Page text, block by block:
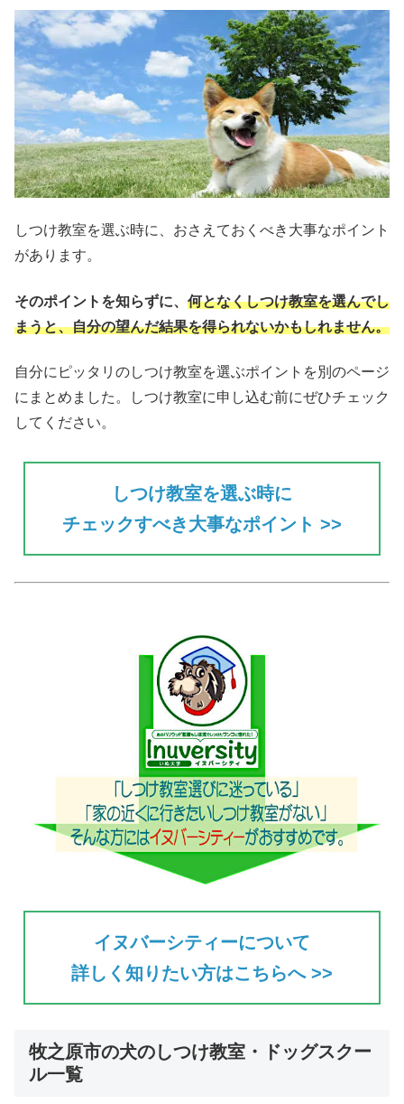
しつけ教室を選ぶ時に、おさえておくべき大事なポイント
があります。
そのポイントを知らずに、 何となくしつけ教室を選んでし
まうと、自分の望んだ結果を得られないかもしれません。
自分にピッタリのしつけ教室を選ぶポイントを別のページ
にまとめました。しつけ教室に申し込む前にぜひチェック
してください。
しつけ教室を選ぶ時に
チェックすべき大事なポイント >>
イヌバーシティーについて
詳しく知りたい方はこちらへ >>
牧之原市の犬のしつけ教室・ドッグスクー
ル一覧